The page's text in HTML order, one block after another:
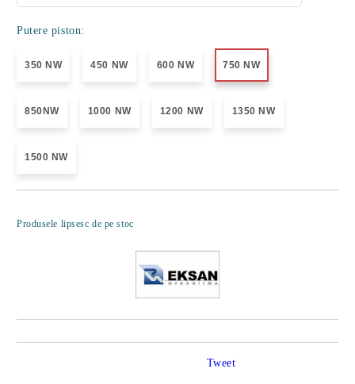
Putere piston:
350 NW 450 NW 600 NW 750 NW
850NW 1000 NW 1200 NW 1350 NW
1500 NW
Produsele lipsesc de pe stoc
Tweet